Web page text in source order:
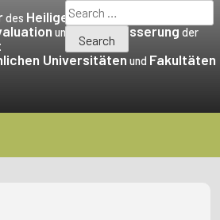
des Heiligen Stuhls
und die Verbesserungder
Universitäten und Fakultäten
Search
for: